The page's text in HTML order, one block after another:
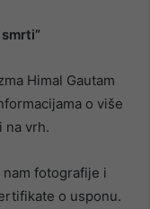
Himal Gautam
o više
na vrh.
nam fotografije i
o usponu.